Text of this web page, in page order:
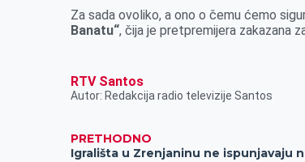
Za sada ovoliko, a ono o čemu ćemo
Banatu“, čija je pretpremijera zakazana
RTV Santos
Autor: Redakcija radio televizije Santos
PRETHODNO